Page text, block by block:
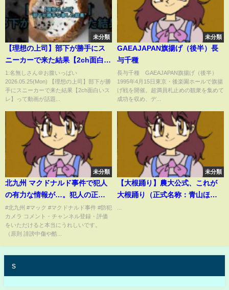
未分類
【理想の上司】部下が勝手にス
ニーカーで来た結果【2ch面白い
スレ】
1:名無しさん＠お腹いっぱい
2026.05.25(Mon) 【理想の上司】部下が勝
手にスニーカーで来た結果【2ch面白いス
レ】って動画が話題...
未分類
GAEAJAPAN旗揚げ（後半）長
与千種
長与千種 GAEAJAPAN旗揚げ（後半）
1995年4月15日東京・後楽園ホールで旗揚
げ戦を開催。超満員札止めの観衆を集めて
成功を収め、デ...
未分類
北九州 マクドナルド事件で犯人
の有力な情報が…。犯人の正体
がヤバすぎる。
#北九州 #マック #マクドナルド事件 #防犯
カメラ コメント・チャンネル登録・評価
をいただけると本当にうれしいです。
（原則 誹謗中傷や酷...
未分類
【大根踊り】農大公式、これが
大根踊り（正式名称：青山ほと
s